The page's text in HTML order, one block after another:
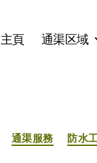
主頁 通渠区域
通渠服務 防水